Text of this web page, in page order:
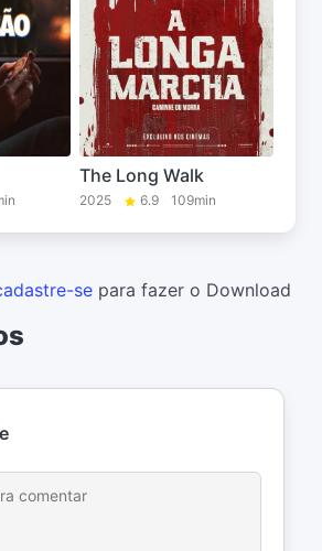
The Long Walk
2025 6.9 109min
se para fazer o Download